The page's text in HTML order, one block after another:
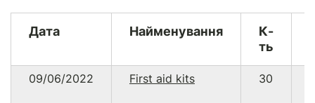
Дата Найменування
К-
ть
09/06/2022 First aid kits 30